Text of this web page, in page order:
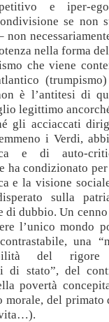
e iper-
se non
nella forma
che viene
è l’antitesi di
legittimo
gli acciaccati
i Verdi,
e di auto-
ha condizionato
e la visione
sulla
dubbio. Un
l’unico mondo
una
del
di stato”, del
povertà
morale, del primato
vita…).